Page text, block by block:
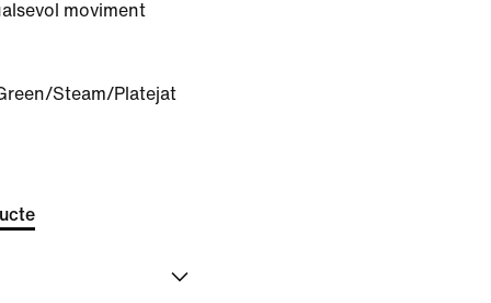
moviment
Steam/Platejat